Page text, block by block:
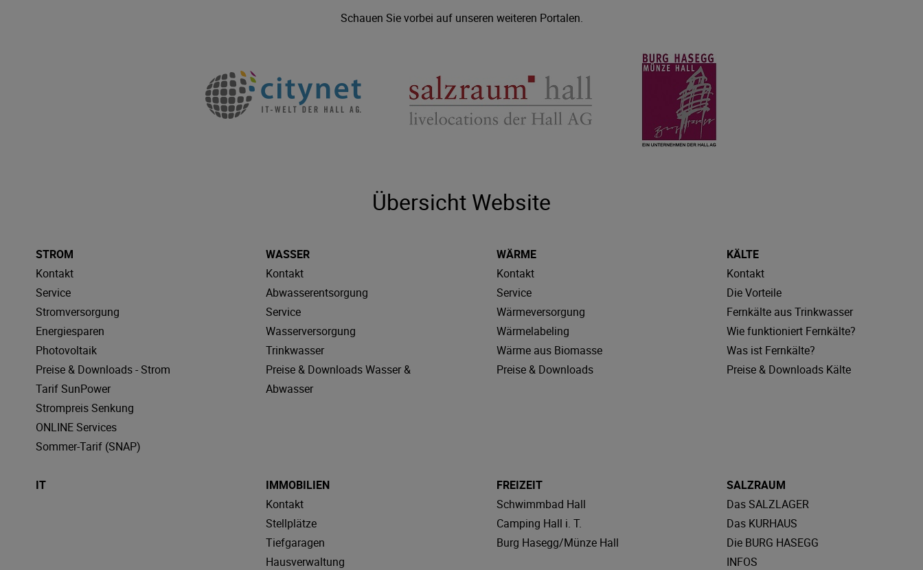
Schauen Sie vorbei auf unseren weiteren Portalen.
Übersicht Website
STROM
Kontakt
Service
Stromversorgung
Energiesparen
Photovoltaik
Preise & Downloads - Strom
Tarif SunPower
Strompreis Senkung
ONLINE Services
Sommer-Tarif (SNAP)
WASSER
Kontakt
Abwasserentsorgung
Service
Wasserversorgung
Trinkwasser
Preise & Downloads Wasser &
Abwasser
WÄRME
Kontakt
Service
Wärmeversorgung
Wärmelabeling
Wärme aus Biomasse
Preise & Downloads
KÄLTE
Kontakt
Die Vorteile
Fernkälte aus Trinkwasser
Wie funktioniert Fernkälte?
Was ist Fernkälte?
Preise & Downloads Kälte
IT
IMMOBILIEN
Kontakt
Stellplätze
Tiefgaragen
Hausverwaltung
FREIZEIT
Schwimmbad Hall
Camping Hall i. T.
Burg Hasegg/Münze Hall
SALZRAUM
Das SALZLAGER
Das KURHAUS
Die BURG HASEGG
INFOS